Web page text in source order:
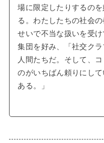
場に限定したりするの
る。わたしたちの社会
せいで不当な扱いを受
集団を好み、「社交ク
人間たちだ。そして、
のがいちばん頼りにし
ある。」